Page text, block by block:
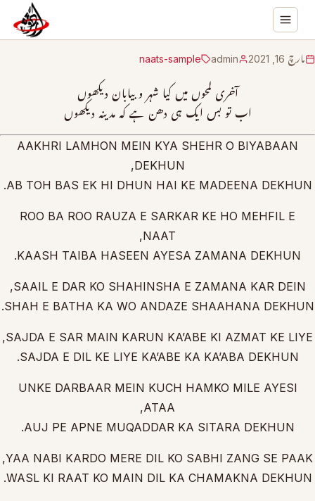
مارچ 16, 2021 admin
naats-sample
آخری لمحوں میں کیا شہر و بیابان دیکھوں
اب تو بس ایک ہی دھن ہے کہ مدینہ دیکھوں
AAKHRI LAMHON MEIN KYA SHEHR O BIYABAAN
DEKHUN,
AB TOH BAS EK HI DHUN HAI KE MADEENA DEKHUN.
ROO BA ROO RAUZA E SARKAR KE HO MEHFIL E
NAAT,
KAASH TAIBA HASEEN AYESA ZAMANA DEKHUN.
SAAIL E DAR KO SHAHINSHA E ZAMANA KAR DEIN,
SHAH E BATHA KA WO ANDAZE SHAAHANA DEKHUN.
SAJDA E SAR MAIN KARUN KA’ABE KI AZMAT KE LIYE,
SAJDA E DIL KE LIYE KA’ABE KA KA’ABA DEKHUN.
UNKE DARBAAR MEIN KUCH HAMKO MILE AYESI
ATAA,
AUJ PE APNE MUQADDAR KA SITARA DEKHUN.
YAA NABI KARDO MERE DIL KO SABHI ZANG SE PAAK,
WASL KI RAAT KO MAIN DIL KA CHAMAKNA DEKHUN.